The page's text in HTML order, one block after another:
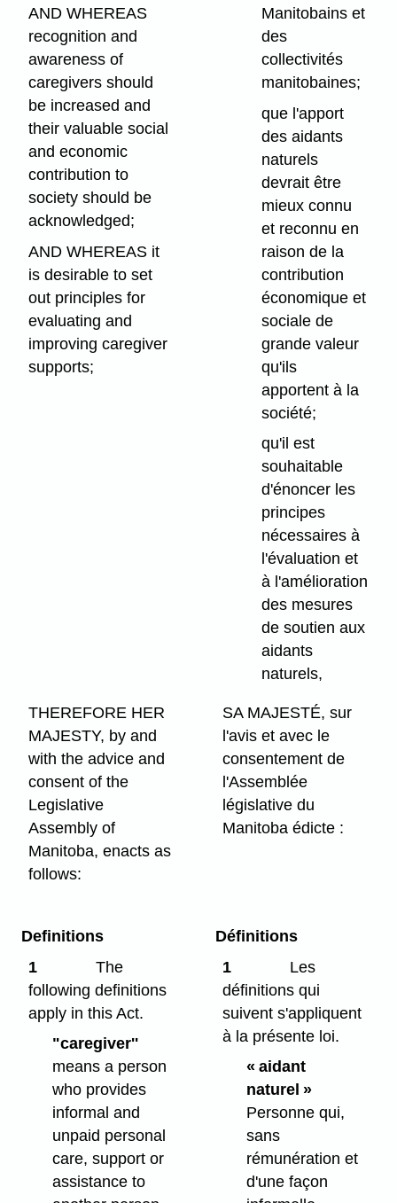
AND WHEREAS
recognition and
awareness of
caregivers should
be increased and
their valuable social
and economic
contribution to
society should be
acknowledged;
AND WHEREAS it
is desirable to set
out principles for
evaluating and
improving caregiver
supports;
Manitobains et
des
collectivités
manitobaines;
que l'apport
des aidants
naturels
devrait être
mieux connu
et reconnu en
raison de la
contribution
économique et
sociale de
grande valeur
qu'ils
apportent à la
société;
qu'il est
souhaitable
d'énoncer les
principes
nécessaires à
l'évaluation et
à l'amélioration
des mesures
de soutien aux
aidants
naturels,
THEREFORE HER
MAJESTY, by and
with the advice and
consent of the
Legislative
Assembly of
Manitoba, enacts as
follows:
SA MAJESTÉ, sur
l'avis et avec le
consentement de
l'Assemblée
législative du
Manitoba édicte :
Definitions
1
The
following definitions
apply in this Act.
"caregiver''
means a person
who provides
informal and
unpaid personal
care, support or
assistance to
Définitions
1
Les
définitions qui
suivent s'appliquent
à la présente loi.
« aidant
naturel »
Personne qui,
sans
rémunération et
d'une façon